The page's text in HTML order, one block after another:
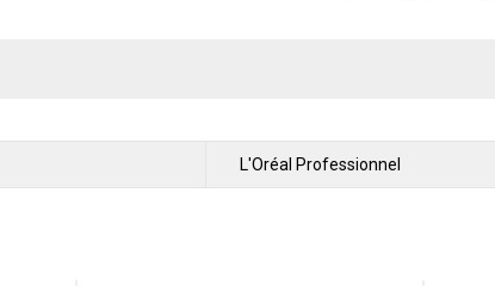
L'Oréal Professionnel